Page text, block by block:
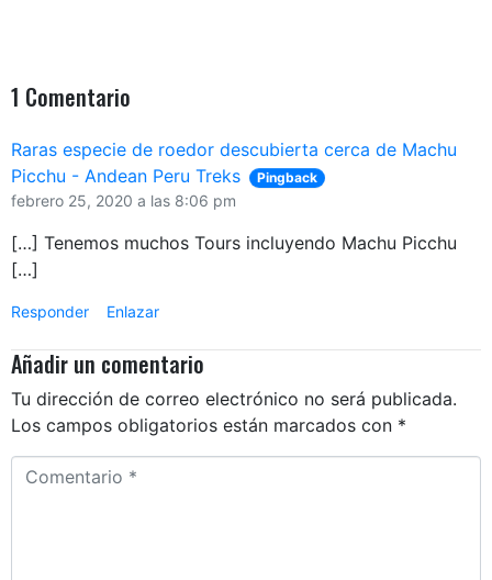
1 Comentario
Raras especie de roedor descubierta cerca de Machu
Picchu - Andean Peru Treks
Pingback
febrero 25, 2020 a las 8:06 pm
[…] Tenemos muchos Tours incluyendo Machu Picchu
[…]
Responder Enlazar
Añadir un comentario
Tu dirección de correo electrónico no será publicada.
Los campos obligatorios están marcados con *
Comentario *
En Andean Peru Treks contamos con especialistas para
brindarte la asistencia que necesitas para planear tu próximo
viaje a Perù
Nombre Completo